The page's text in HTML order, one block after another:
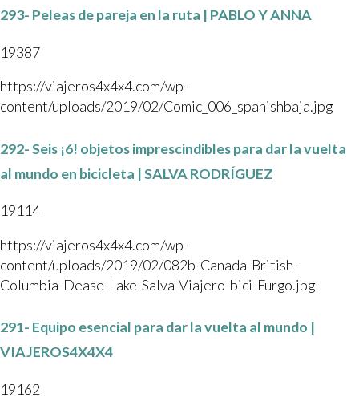
293- Peleas de pareja en la ruta | PABLO Y ANNA
19387
https://viajeros4x4x4.com/wp-
content/uploads/2019/02/Comic_006_spanishbaja.jpg
292- Seis ¡6! objetos imprescindibles para dar la vuelta
al mundo en bicicleta | SALVA RODRÍGUEZ
19114
https://viajeros4x4x4.com/wp-
content/uploads/2019/02/082b-Canada-British-
Columbia-Dease-Lake-Salva-Viajero-bici-Furgo.jpg
291- Equipo esencial para dar la vuelta al mundo |
VIAJEROS4X4X4
19162